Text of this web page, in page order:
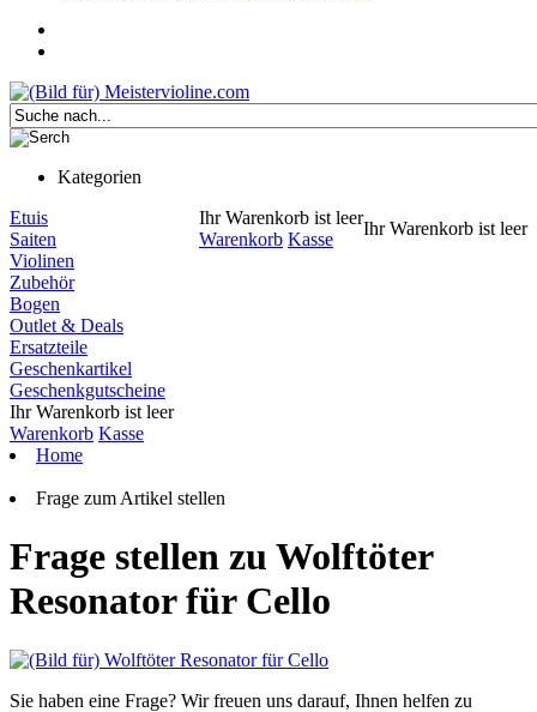
Kategorien
Ihr Warenkorb ist leer
Warenkorb Kasse
Ihr Warenkorb ist leer
Etuis
Saiten
Violinen
Zubehör
Bogen
Outlet & Deals
Ersatzteile
Geschenkartikel
Geschenkgutscheine
Ihr Warenkorb ist leer
Warenkorb Kasse
Home
Frage zum Artikel stellen
Frage stellen zu Wolftöter
Resonator für Cello
Sie haben eine Frage? Wir freuen uns darauf, Ihnen helfen zu